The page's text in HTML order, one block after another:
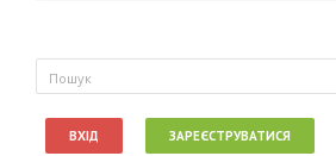
Пошукова
Пошук
ВХІД ЗАРЕЄСТРУВАТИСЯ